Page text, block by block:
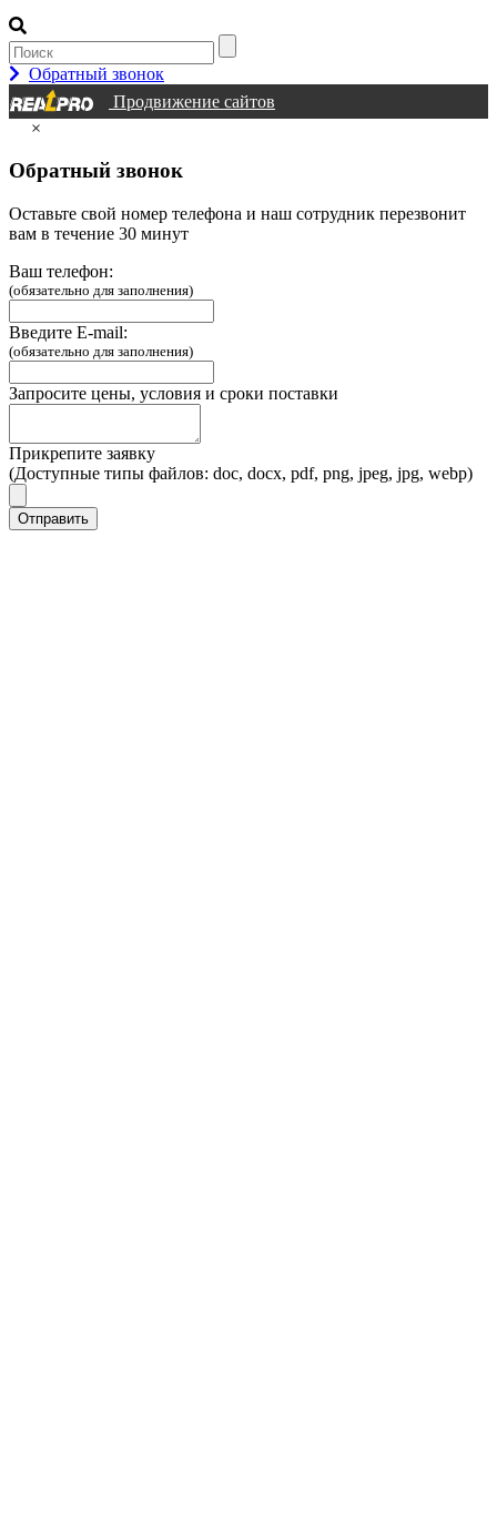
Обратный звонок
Продвижение сайтов
×
Обратный звонок
Оставьте свой номер телефона и наш сотрудник перезвонит
вам в течение 30 минут
Ваш телефон:
(обязательно для заполнения)
Введите E-mail:
(обязательно для заполнения)
Запросите цены, условия и сроки поставки
Прикрепите заявку
(Доступные типы файлов: doc, docx, pdf, png, jpeg, jpg, webp)